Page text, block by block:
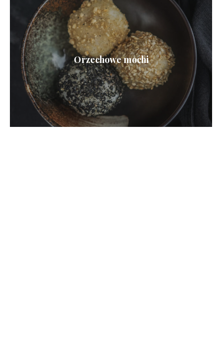
Orzechowe mochi